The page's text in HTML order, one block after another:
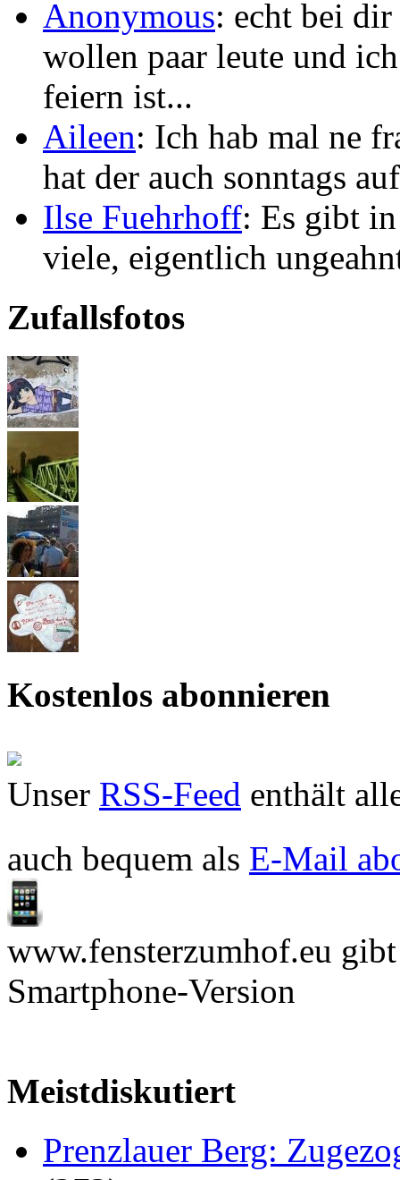
Anonymous: echt bei dir
wollen paar leute und
feiern ist...
Aileen: Ich hab mal ne
hat der auch sonntags
Ilse Fuehrhoff: Es gibt
viele, eigentlich
Zufallsfotos
Kostenlos abonnieren
Unser RSS-Feed enthält
auch bequem als E-Mail
www.fensterzumhof.eu
Smartphone-Version
Meistdiskutiert
Prenzlauer Berg: